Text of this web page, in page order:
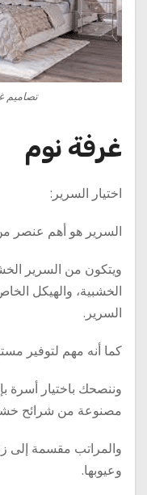
تصاميم
غرفة نوم
اختيار السرير:
السرير هو أهم عنصر
ويتكون من السرير
الخشبية، والهيكل
السرير.
كما أنه مهم لتوفير
وننصحك باختيار أسرة
مصنوعة من شرائح
والمراتب مقسمة إلى
وعيوبها.